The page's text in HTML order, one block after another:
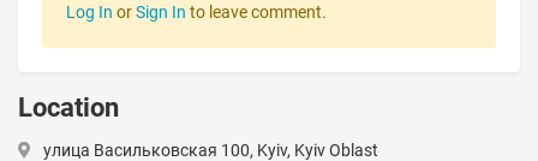
Log In orSign In to leave comment.
Location
улица Васильковская 100, Kyiv, Kyiv Oblast